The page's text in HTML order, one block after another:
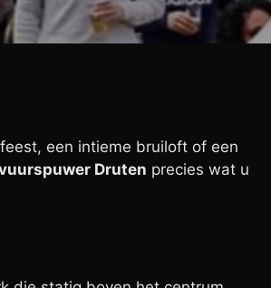
een intieme bruiloft of een
Druten precies wat u